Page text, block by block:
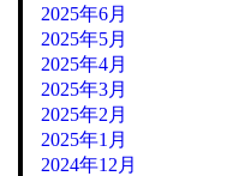
2025年6月
2025年5月
2025年4月
2025年3月
2025年2月
2025年1月
2024年12月